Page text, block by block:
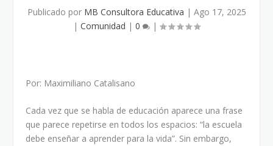
Publicado por MB Consultora Educativa | Ago 17, 2025
| Comunidad | 0 |
Por: Maximiliano Catalisano
Cada vez que se habla de educación aparece una frase
que parece repetirse en todos los espacios: “la escuela
debe enseñar a aprender para la vida”. Sin embargo,